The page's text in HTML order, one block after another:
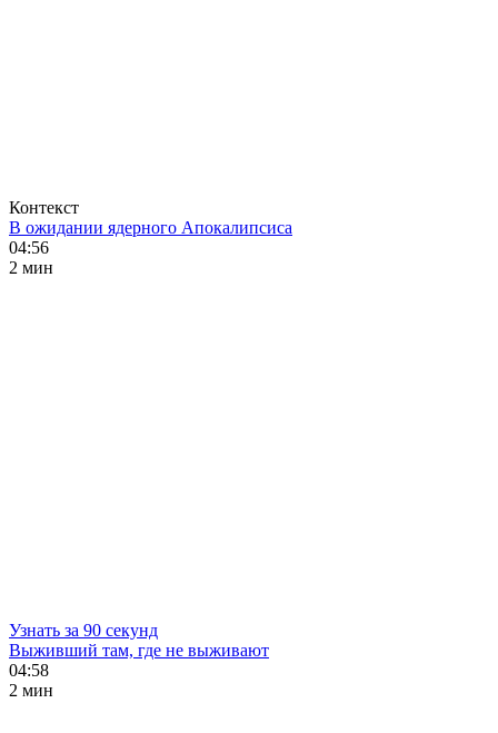
Контекст
В ожидании ядерного Апокалипсиса
04:56
2 мин
Узнать за 90 секунд
Выживший там, где не выживают
04:58
2 мин